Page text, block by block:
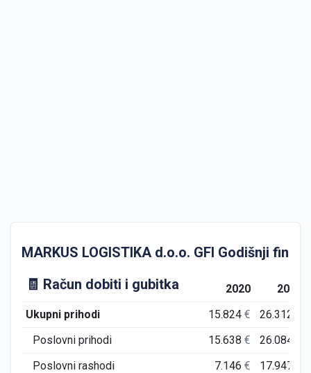
MARKUS LOGISTIKA d.o.o. GFI Godišnji
🧾 Račun dobiti i gubitka
2020
2021
Ukupni prihodi
15.824€ 26.312
Poslovni prihodi
15.638€ 26.084
Poslovni rashodi
7.146€ 17.947